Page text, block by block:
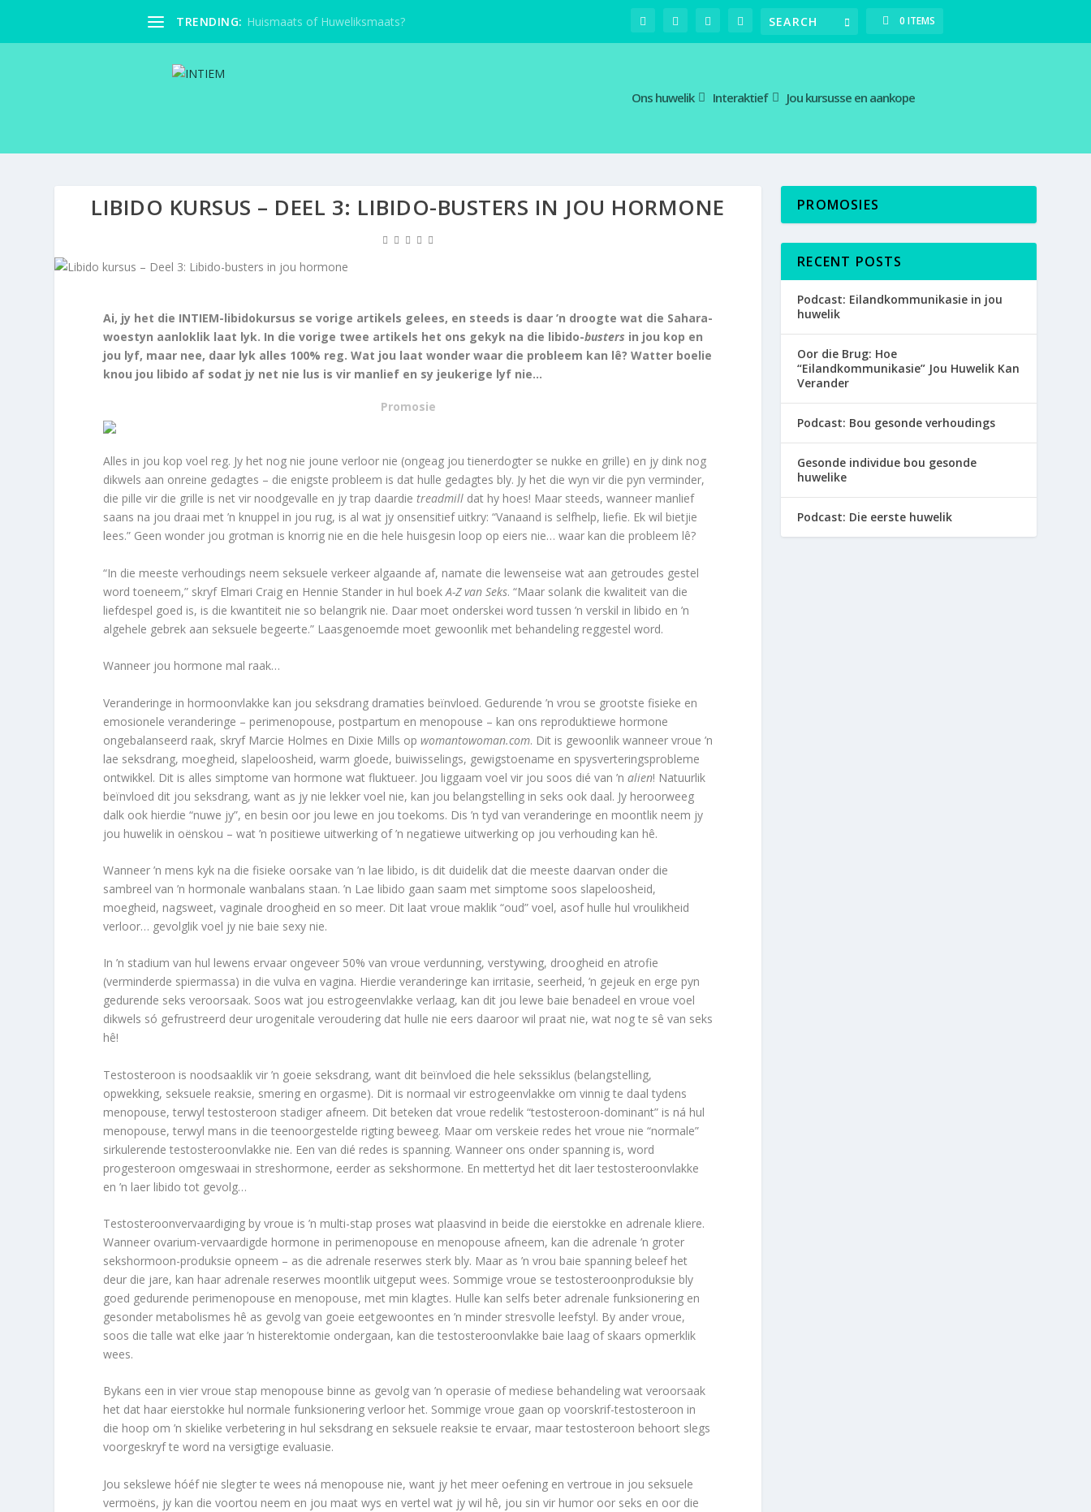
TRENDING: Huismaats of Huweliksmaats? 0 ITEMS
Ons huwelik Interaktief Jou kursusse en aankope
LIBIDO KURSUS – DEEL 3: LIBIDO-BUSTERS IN JOU HORMONE
Ai, jy het die INTIEM-libidokursus se vorige artikels gelees, en steeds is daar ’n droogte wat die Sahara-
woestyn aanloklik laat lyk. In die vorige twee artikels het ons gekyk na die libido-busters in jou kop en
jou lyf, maar nee, daar lyk alles 100% reg. Wat jou laat wonder waar die probleem kan lê? Watter boelie
knou jou libido af sodat jy net nie lus is vir manlief en sy jeukerige lyf nie…
Promosie
Alles in jou kop voel reg. Jy het nog nie joune verloor nie (ongeag jou tienerdogter se nukke en grille) en jy dink nog
dikwels aan onreine gedagtes – die enigste probleem is dat hulle gedagtes bly. Jy het die wyn vir die pyn verminder,
die pille vir die grille is net vir noodgevalle en jy trap daardietreadmill dat hy hoes! Maar steeds, wanneer manlief
saans na jou draai met ’n knuppel in jou rug, is al wat jy onsensitief uitkry: “Vanaand is selfhelp, liefie. Ek wil bietjie
lees.” Geen wonder jou grotman is knorrig nie en die hele huisgesin loop op eiers nie… waar kan die probleem lê?
“In die meeste verhoudings neem seksuele verkeer algaande af, namate die lewenseise wat aan getroudes gestel
word toeneem,” skryf Elmari Craig en Hennie Stander in hul boekA-Z van Seks. “Maar solank die kwaliteit van die
liefdespel goed is, is die kwantiteit nie so belangrik nie. Daar moet onderskei word tussen ’n verskil in libido en ’n
algehele gebrek aan seksuele begeerte.” Laasgenoemde moet gewoonlik met behandeling reggestel word.
Wanneer jou hormone mal raak…
Veranderinge in hormoonvlakke kan jou seksdrang dramaties beïnvloed. Gedurende ’n vrou se grootste fisieke en
emosionele veranderinge – perimenopouse, postpartum en menopouse – kan ons reproduktiewe hormone
ongebalanseerd raak, skryf Marcie Holmes en Dixie Mills opwomantowoman.com. Dit is gewoonlik wanneer vroue ’n
lae seksdrang, moegheid, slapeloosheid, warm gloede, buiwisselings, gewigstoename en spysverteringsprobleme
ontwikkel. Dit is alles simptome van hormone wat fluktueer. Jou liggaam voel vir jou soos dié van ’nalien! Natuurlik
beïnvloed dit jou seksdrang, want as jy nie lekker voel nie, kan jou belangstelling in seks ook daal. Jy heroorweeg
dalk ook hierdie “nuwe jy”, en besin oor jou lewe en jou toekoms. Dis ’n tyd van veranderinge en moontlik neem jy
jou huwelik in oënskou – wat ’n positiewe uitwerking of ’n negatiewe uitwerking op jou verhouding kan hê.
Wanneer ’n mens kyk na die fisieke oorsake van ’n lae libido, is dit duidelik dat die meeste daarvan onder die
sambreel van ’n hormonale wanbalans staan. ’n Lae libido gaan saam met simptome soos slapeloosheid,
moegheid, nagsweet, vaginale droogheid en so meer. Dit laat vroue maklik “oud” voel, asof hulle hul vroulikheid
verloor… gevolglik voel jy nie baie sexy nie.
In ’n stadium van hul lewens ervaar ongeveer 50% van vroue verdunning, verstywing, droogheid en atrofie
(verminderde spiermassa) in die vulva en vagina. Hierdie veranderinge kan irritasie, seerheid, ’n gejeuk en erge pyn
gedurende seks veroorsaak. Soos wat jou estrogeenvlakke verlaag, kan dit jou lewe baie benadeel en vroue voel
dikwels só gefrustreerd deur urogenitale veroudering dat hulle nie eers daaroor wil praat nie, wat nog te sê van seks
hê!
Testosteroon is noodsaaklik vir ’n goeie seksdrang, want dit beïnvloed die hele sekssiklus (belangstelling,
opwekking, seksuele reaksie, smering en orgasme). Dit is normaal vir estrogeenvlakke om vinnig te daal tydens
menopouse, terwyl testosteroon stadiger afneem. Dit beteken dat vroue redelik “testosteroon-dominant” is ná hul
menopouse, terwyl mans in die teenoorgestelde rigting beweeg. Maar om verskeie redes het vroue nie “normale”
sirkulerende testosteroonvlakke nie. Een van dié redes is spanning. Wanneer ons onder spanning is, word
progesteroon omgeswaai in streshormone, eerder as sekshormone. En mettertyd het dit laer testosteroonvlakke
en ’n laer libido tot gevolg…
Testosteroonvervaardiging by vroue is ’n multi-stap proses wat plaasvind in beide die eierstokke en adrenale kliere.
Wanneer ovarium-vervaardigde hormone in perimenopouse en menopouse afneem, kan die adrenale ’n groter
sekshormoon-produksie opneem – as die adrenale reserwes sterk bly. Maar as ’n vrou baie spanning beleef het
deur die jare, kan haar adrenale reserwes moontlik uitgeput wees. Sommige vroue se testosteroonproduksie bly
goed gedurende perimenopouse en menopouse, met min klagtes. Hulle kan selfs beter adrenale funksionering en
gesonder metabolismes hê as gevolg van goeie eetgewoontes en ’n minder stresvolle leefstyl. By ander vroue,
soos die talle wat elke jaar ’n histerektomie ondergaan, kan die testosteroonvlakke baie laag of skaars opmerklik
wees.
Bykans een in vier vroue stap menopouse binne as gevolg van ’n operasie of mediese behandeling wat veroorsaak
het dat haar eierstokke hul normale funksionering verloor het. Sommige vroue gaan op voorskrif-testosteroon in
die hoop om ’n skielike verbetering in hul seksdrang en seksuele reaksie te ervaar, maar testosteroon behoort slegs
voorgeskryf te word na versigtige evaluasie.
Jou sekslewe hóéf nie slegter te wees ná menopouse nie, want jy het meer oefening en vertroue in jou seksuele
vermoëns, jy kan die voortou neem en jou maat wys en vertel wat jy wil hê, jou sin vir humor oor seks en oor die
PROMOSIES
RECENT POSTS
Podcast: Eilandkommunikasie in jou
huwelik
Oor die Brug: Hoe
“Eilandkommunikasie” Jou Huwelik Kan
Verander
Podcast: Bou gesonde verhoudings
Gesonde individue bou gesonde
huwelike
Podcast: Die eerste huwelik